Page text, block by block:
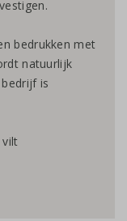
bedrukken met
natuurlijk
is
vilt